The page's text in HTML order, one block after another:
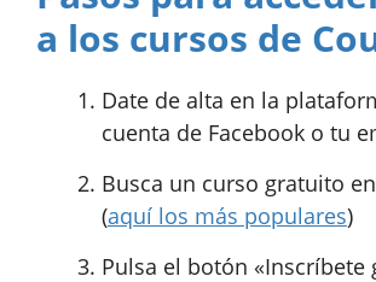
a los cursos de
Date de alta en la
cuenta de Facebook o tu
Busca un curso gratuito
(aquí los más populares)
Pulsa el botón «Inscríbete